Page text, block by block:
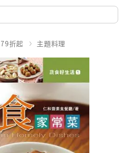
折起 主題料理